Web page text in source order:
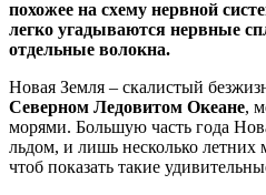
Доброжелатель: Возле станции
протекает, представляю, что в
москвы туда прет. А впадает это
а Москва река в Оку, а Ока в
Россию течет. Пипец! Все, что
Леонид Макаров: Кто живет в
говорят вонь там стоит круглый
торфяниках ее перебивают. Ну и
ржачно будет, если станция
экскрементов.
qwerty: Вы хоть думаете, что